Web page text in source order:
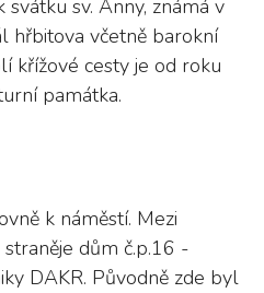
sv. Anny, známá v
hřbitova včetně barokní
křížové cesty je od roku
památka.
k náměstí. Mezi
dům č.p.16 -
DAKR. Původně zde byl